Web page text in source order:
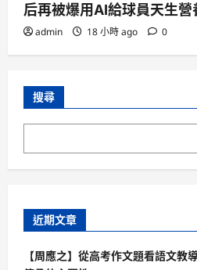
后再被爆用AI給球員天生營
admin 18 小時 ago 0
搜尋
近期文章
【周應之】從高考作文題看語文教